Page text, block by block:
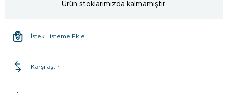
Ürün stoklarımızda kalmamıştır.
İstek Listeme Ekle
Karşılaştır